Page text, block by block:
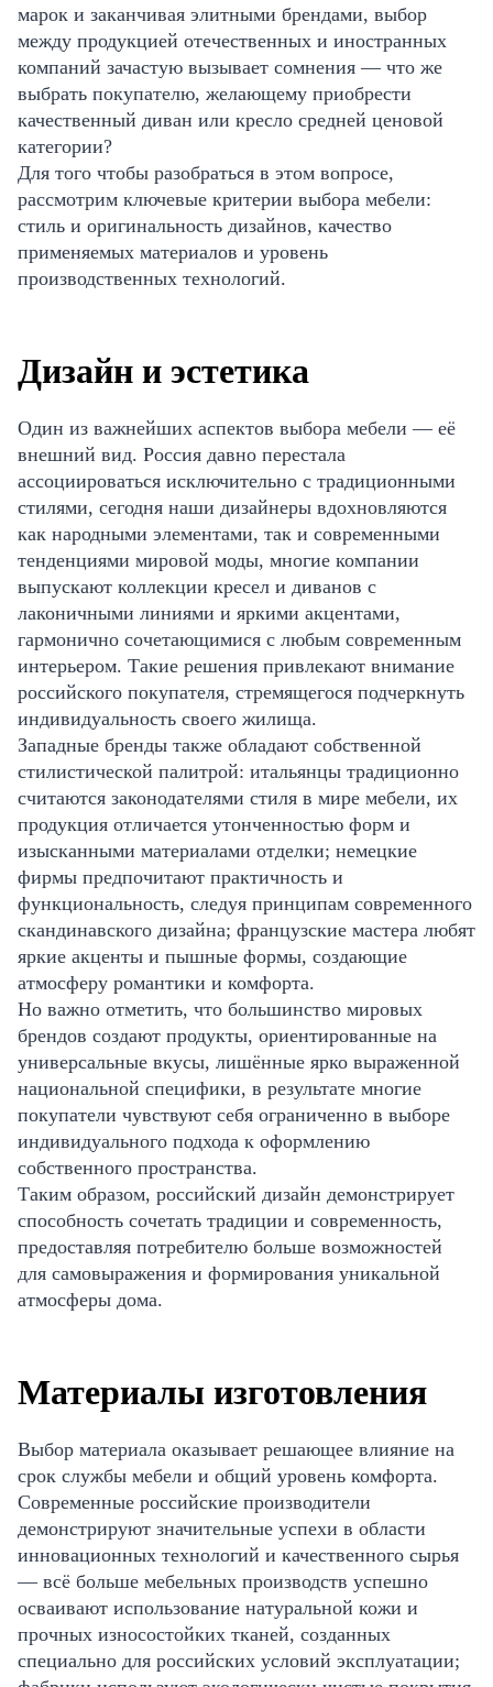
марок и заканчивая элитными брендами, выбор
между продукцией отечественных и иностранных
компаний зачастую вызывает сомнения — что же
выбрать покупателю, желающему приобрести
качественный диван или кресло средней ценовой
категории?
Для того чтобы разобраться в этом вопросе,
рассмотрим ключевые критерии выбора мебели:
стиль и оригинальность дизайнов, качество
применяемых материалов и уровень
производственных технологий.
Дизайн и эстетика
Один из важнейших аспектов выбора мебели — её
внешний вид. Россия давно перестала
ассоциироваться исключительно с традиционными
стилями, сегодня наши дизайнеры вдохновляются
как народными элементами, так и современными
тенденциями мировой моды, многие компании
выпускают коллекции кресел и диванов с
лаконичными линиями и яркими акцентами,
гармонично сочетающимися с любым современным
интерьером. Такие решения привлекают внимание
российского покупателя, стремящегося подчеркнуть
индивидуальность своего жилища.
Западные бренды также обладают собственной
стилистической палитрой: итальянцы традиционно
считаются законодателями стиля в мире мебели, их
продукция отличается утонченностью форм и
изысканными материалами отделки; немецкие
фирмы предпочитают практичность и
функциональность, следуя принципам современного
скандинавского дизайна; французские мастера любят
яркие акценты и пышные формы, создающие
атмосферу романтики и комфорта.
Но важно отметить, что большинство мировых
брендов создают продукты, ориентированные на
универсальные вкусы, лишённые ярко выраженной
национальной специфики, в результате многие
покупатели чувствуют себя ограниченно в выборе
индивидуального подхода к оформлению
собственного пространства.
Таким образом, российский дизайн демонстрирует
способность сочетать традиции и современность,
предоставляя потребителю больше возможностей
для самовыражения и формирования уникальной
атмосферы дома.
Материалы изготовления
Выбор материала оказывает решающее влияние на
срок службы мебели и общий уровень комфорта.
Современные российские производители
демонстрируют значительные успехи в области
инновационных технологий и качественного сырья
— всё больше мебельных производств успешно
осваивают использование натуральной кожи и
прочных износостойких тканей, созданных
специально для российских условий эксплуатации;